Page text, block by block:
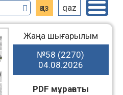
қаз qaz
Жаңа шығарылым
№58 (2270)
04.08.2026
PDF мұрағаты